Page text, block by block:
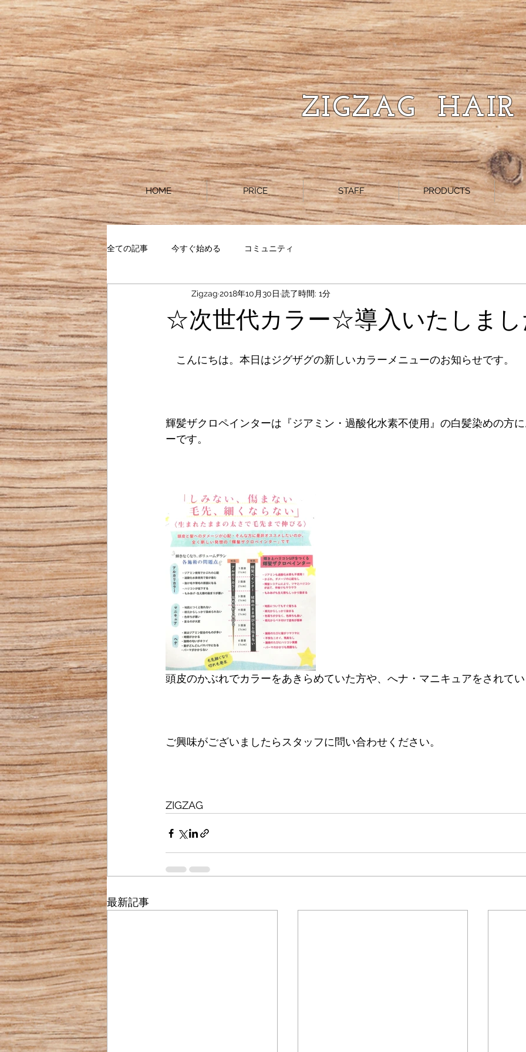
ZIGZAG HAIR
HOME PRICE STAFF PRODUCTS
全ての記事 今すぐ始める コミュニティ
☆次世代カラー☆導入いたしまし
Zigzag 2018年10月30日 読了時間: 1分
こんにちは。本日はジグザグの新しいカラーメニューのお知らせです。
輝髪ザクロペインターは『ジアミン・過酸化水素不使用』の白髪染めの方
ーです。
頭皮のかぶれでカラーをあきらめていた方や、へナ・マニキュアをされて
ご興味がございましたらスタッフに問い合わせください。
ZIGZAG
最新記事